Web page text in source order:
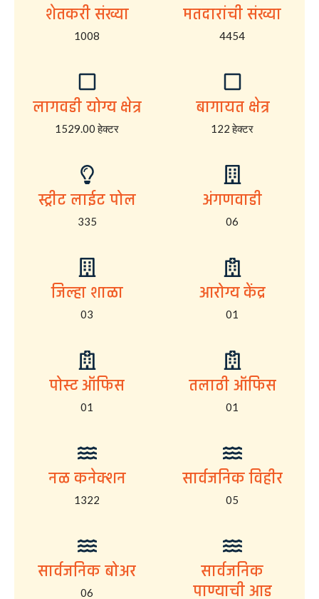
शेतकरी संख्या
1008
मतदारांची संख्या
4454
लागवडी योग्य क्षेत्र
1529.00 हेक्टर
बागायत क्षेत्र
122 हेक्टर
स्ट्रीट लाईट पोल
335
अंगणवाडी
06
जिल्हा शाळा
03
आरोग्य केंद्र
01
पोस्ट ऑफिस
01
तलाठी ऑफिस
01
नळ कनेक्शन
1322
सार्वजनिक विहीर
05
सार्वजनिक बोअर
06
सार्वजनिक
पाण्याची आड